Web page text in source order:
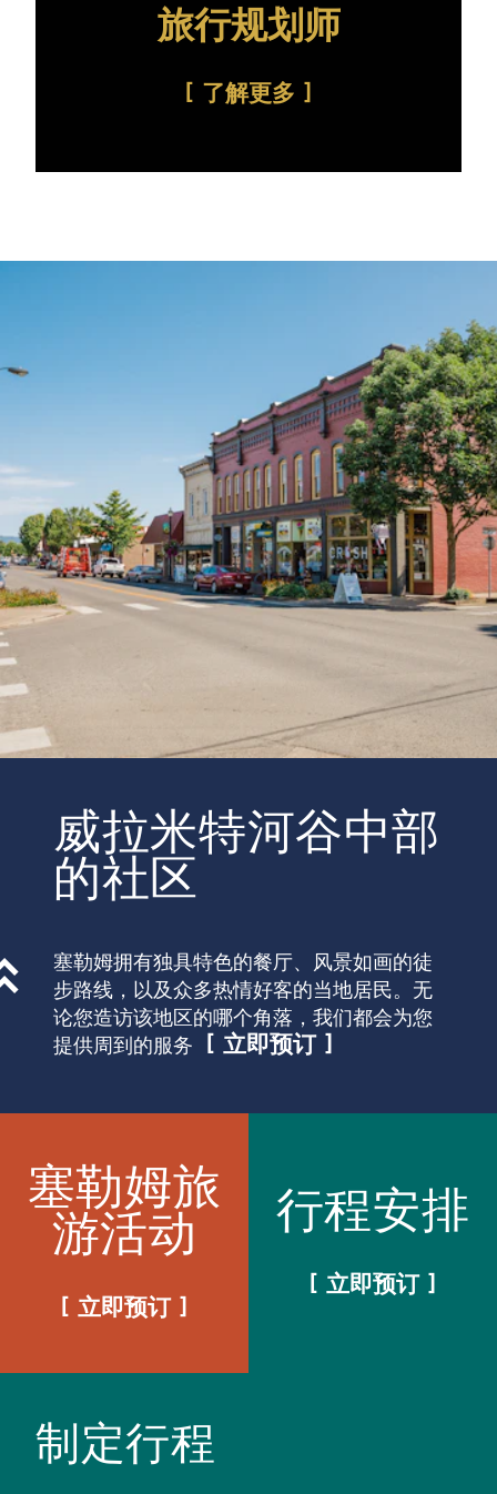
旅行规划师
了解更多
威拉米特河谷中部
的社区
塞勒姆拥有独具特色的餐厅、风景如画的徒
步路线，以及众多热情好客的当地居民。无
论您造访该地区的哪个角落，我们都会为您
提供周到的服务
立即预订
塞勒姆旅
游活动
立即预订
行程安排
立即预订
制定行程